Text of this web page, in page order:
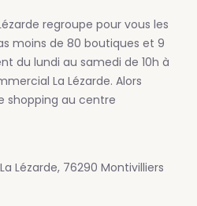
regroupe pour vous les
moins de 80 boutiques et 9
du lundi au samedi de 10h à
La Lézarde. Alors
shopping au centre
Lézarde, 76290 Montivilliers